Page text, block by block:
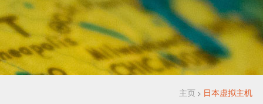
主页 > 日本虚拟主机